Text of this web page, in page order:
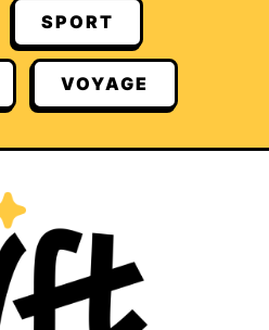
SPORT
VOYAGE